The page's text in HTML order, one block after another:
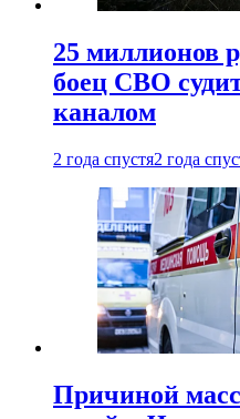
25 миллионов
боец СВО
каналом
2 года спустя2 года
Причиной